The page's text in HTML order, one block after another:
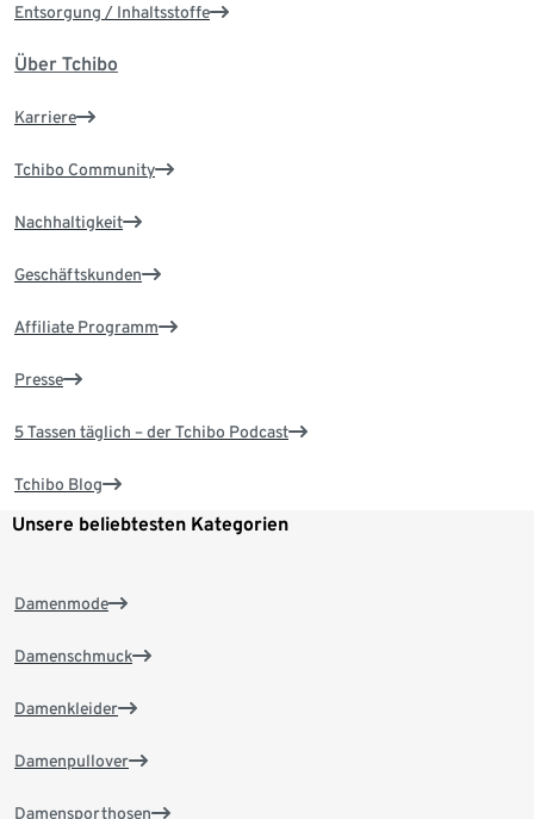
Entsorgung / Inhaltsstoffe
Über Tchibo
Karriere
Tchibo Community
Nachhaltigkeit
Geschäftskunden
Affiliate Programm
Presse
5 Tassen täglich – der Tchibo Podcast
Tchibo Blog
Unsere beliebtesten Kategorien
Damenmode
Damenschmuck
Damenkleider
Damenpullover
Damensporthosen